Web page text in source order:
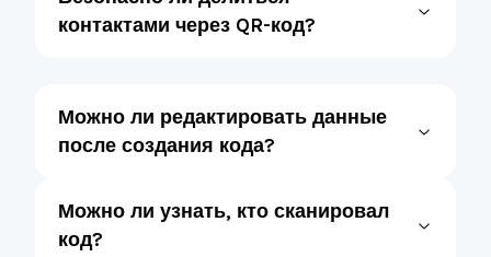
контактами через QR-код?
Можно ли редактировать данные
после создания кода?
Можно ли узнать, кто сканировал
код?